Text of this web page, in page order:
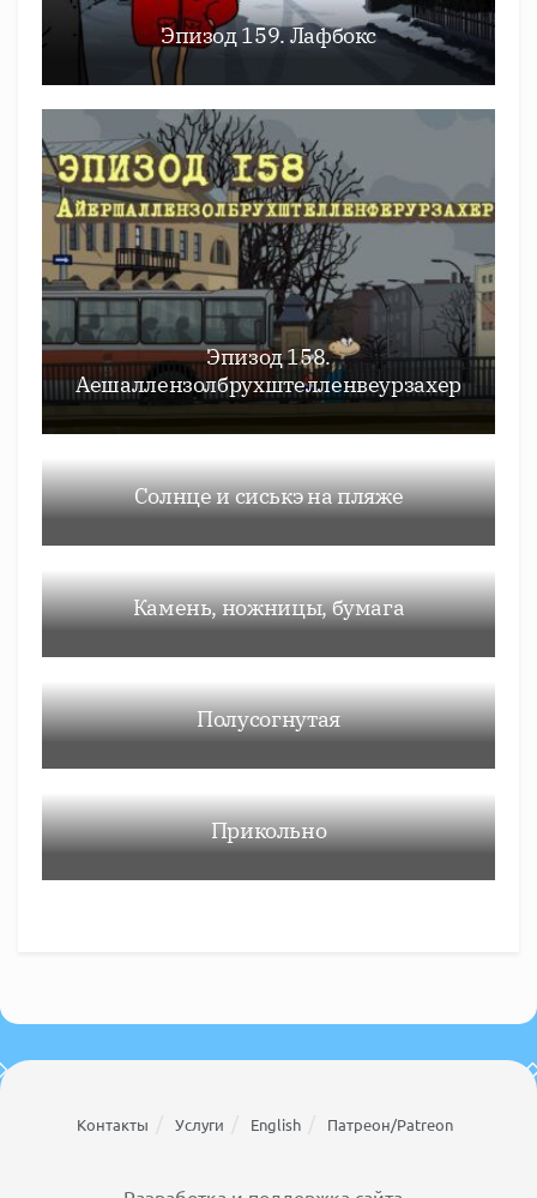
Эпизод 159. Лафбокс
Эпизод 158.
Аешаллензолбрухштелленвеурзахер
Солнце и сиськэ на пляже
Камень, ножницы, бумага
Полусогнутая
Прикольно
Контакты Услуги English Патреон/Patreon